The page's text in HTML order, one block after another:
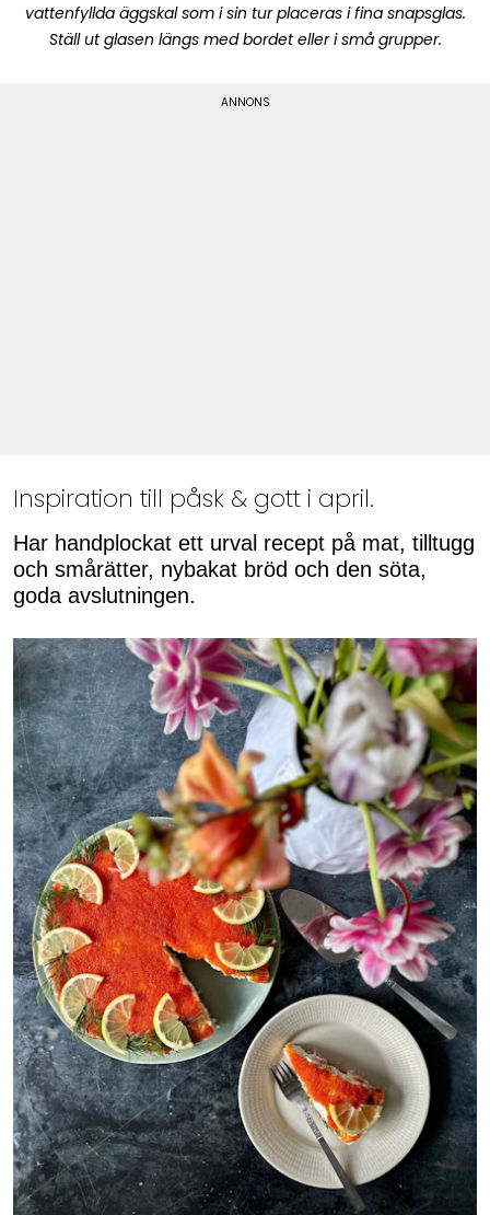
vattenfyllda äggskal som i sin tur placeras i fina snapsglas.
Ställ ut glasen längs med bordet eller i små grupper.
Inspiration till påsk & gott i april.
Har handplockat ett urval recept på mat, tilltugg
och smårätter, nybakat bröd och den söta,
goda avslutningen.